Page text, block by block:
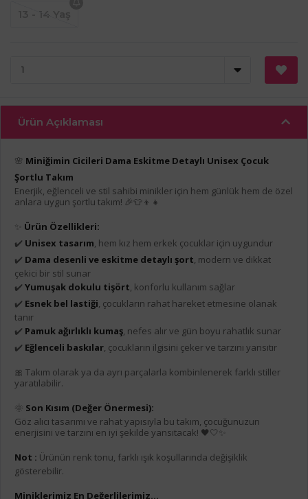
Ürün Açıklaması
🌸 Miniğimin Cicileri Dama Eskitme Detaylı Unisex Çocuk
Şortlu Takım
Enerjik, eğlenceli ve stil sahibi minikler için hem günlük hem de özel
anlara uygun şortlu takım! 🎉👕👦👧
Ürün Özellikleri:
✔️ Unisex tasarım , hem kız hem erkek çocuklar için uygundur
✔️ Dama desenli ve eskitme detaylı şort , modern ve dikkat
çekici bir stil sunar
✔️ Yumuşak dokulu tişört , konforlu kullanım sağlar
✔️ Esnek bel lastiği , çocukların rahat hareket etmesine olanak
tanır
✔️ Pamuk ağırlıklı kumaş , nefes alır ve gün boyu rahatlık sunar
✔️ Eğlenceli baskılar , çocukların ilgisini çeker ve tarzını yansıtır
🎀 Takım olarak ya da ayrı parçalarla kombinlenerek farklı stiller
yaratılabilir.
🌞 Son Kısım (Değer Önermesi):
Göz alıcı tasarımı ve rahat yapısıyla bu takım, çocuğunuzun
enerjisini ve tarzını en iyi şekilde yansıtacak! 🖤🤍✨
Not : Ürünün renk tonu, farklı ışık koşullarında değişiklik
gösterebilir.
Miniklerimiz En Değerlilerimiz...